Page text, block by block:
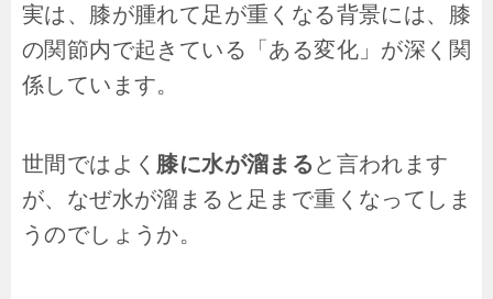
実は、膝が腫れて足が重くなる背景には、膝
の関節内で起きている「ある変化」が深く関
係しています。
世間ではよく 膝に水が溜まる と言われます
が、なぜ水が溜まると足まで重くなってしま
うのでしょうか。